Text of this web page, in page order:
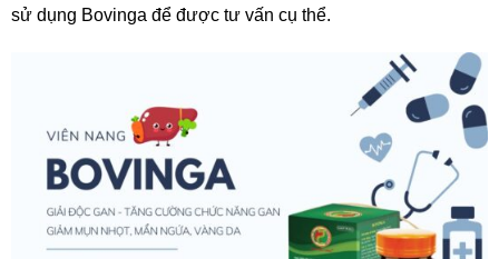
sử dụng Bovinga để được tư vấn cụ thể.